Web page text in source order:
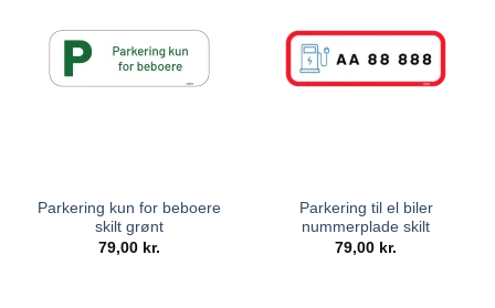
Parkering kun for beboere
skilt grønt
79,00 kr.
Parkering til el biler
nummerplade skilt
79,00 kr.